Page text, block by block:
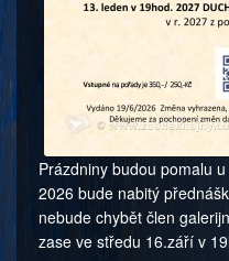
Prázdniny budou pomalu
2026 bude nabitý
nebude chybět člen
zase ve středu 16.září v